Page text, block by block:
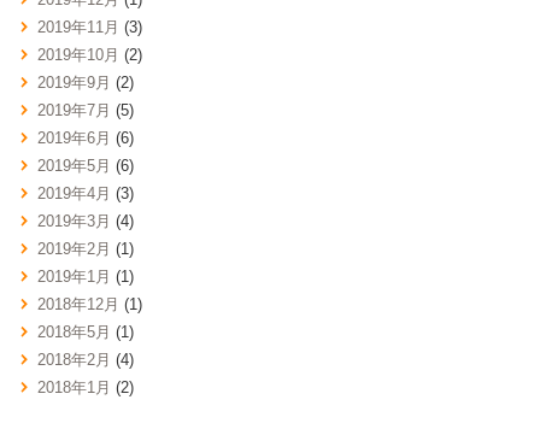
2019年11月 (3)
2019年10月 (2)
2019年9月 (2)
2019年7月 (5)
2019年6月 (6)
2019年5月 (6)
2019年4月 (3)
2019年3月 (4)
2019年2月 (1)
2019年1月 (1)
2018年12月 (1)
2018年5月 (1)
2018年2月 (4)
2018年1月 (2)